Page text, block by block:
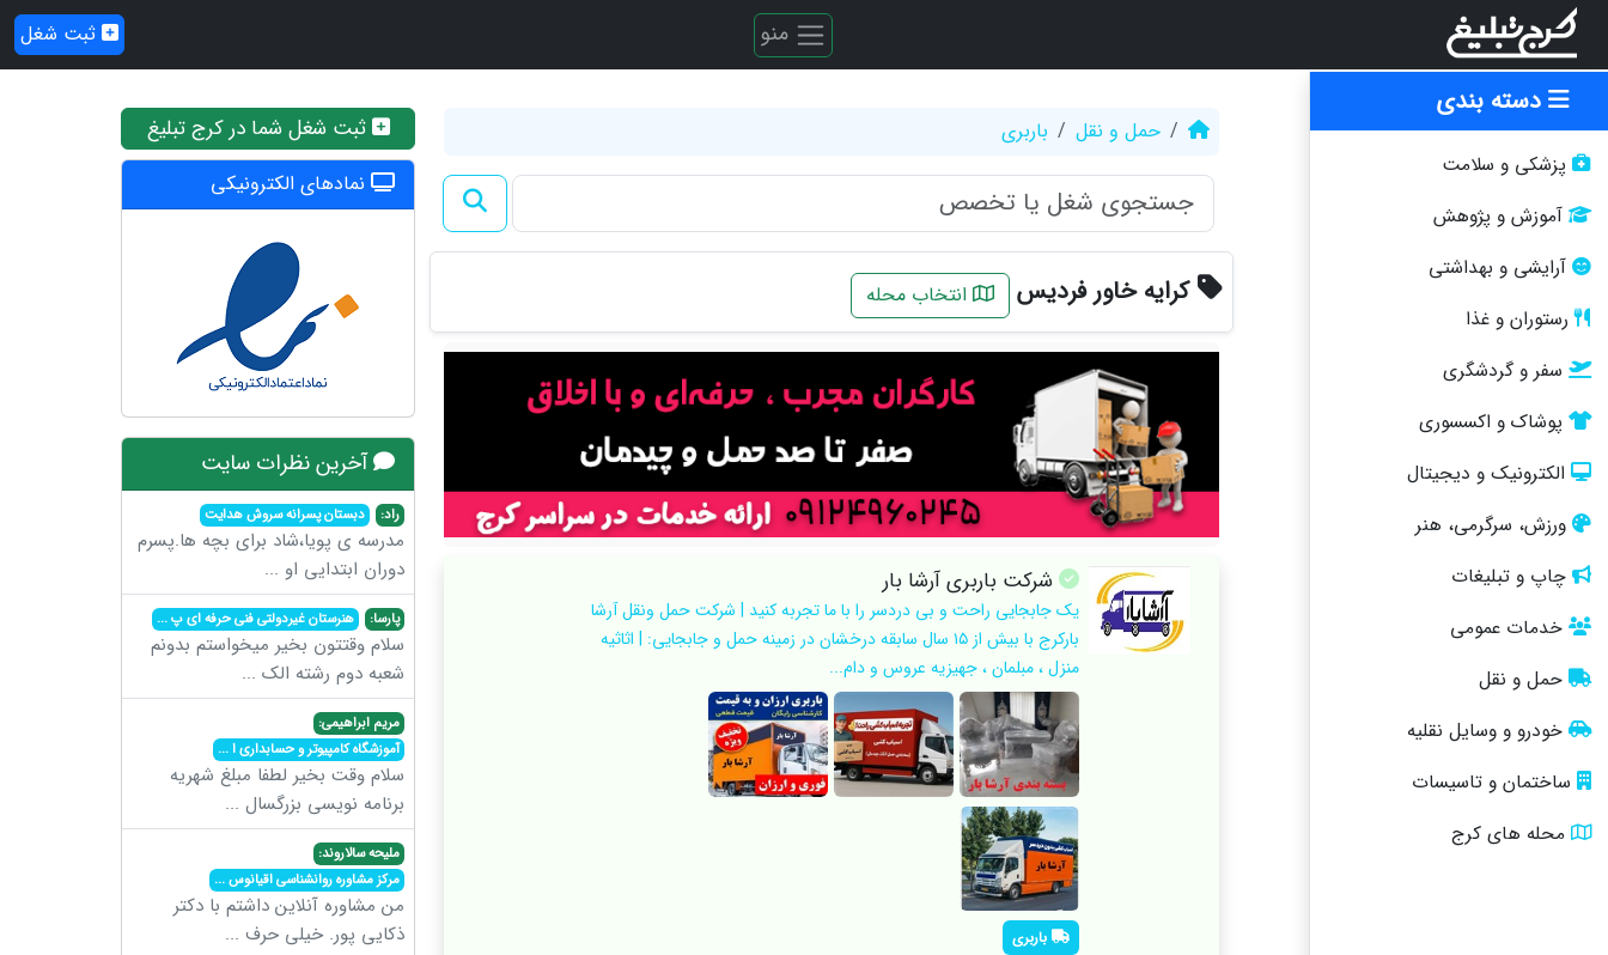
منو ثبت شغل
دسته بندی
پزشکی و سلامت
آموزش و پژوهش
آرایشی و بهداشتی
رستوران و غذا
سفر و گردشگری
پوشاک و اکسسوری
الکترونیک و دیجیتال
ورزش، سرگرمی، هنر
چاپ و تبلیغات
خدمات عمومی
حمل و نقل
خودرو و وسایل نقلیه
ساختمان و تاسیسات
محله های کرج
حمل و نقل باربری
کرایه خاور فردیس انتخاب محله
شرکت باربری آرشا بار
یک جابجایی راحت و بی دردسر را با ما تجربه کنید | شرکت حمل ونقل آرشا
بارکرج با بیش از ۱۵ سال سابقه درخشان در زمینه حمل و جابجایی: | اثاثیه
منزل ، مبلمان ، جهیزیه عروس و دام...
باربری
ثبت شغل شما در کرج تبلیغ
نمادهای الکترونیکی
آخرین نظرات سایت
راد: دبستان پسرانه سروش هدایت
مدرسه ی پویا،شاد برای بچه ها.پسرم
دوران ابتدایی او ...
پارسا: هنرستان غیردولتی فنی حرفه ای پ...
سلام وقتتون بخیر میخواستم بدونم
شعبه دوم رشته الک ...
مریم ابراهیمی:
آموزشگاه کامپیوتر و حسابداری ا...
سلام وقت بخیر لطفا مبلغ شهریه
برنامه نویسی بزرگسال ...
ملیحه سالاروند:
مرکز مشاوره روانشناسی اقیانوس...
من مشاوره آنلاین داشتم با دکتر
ذکایی پور. خیلی حرف ...